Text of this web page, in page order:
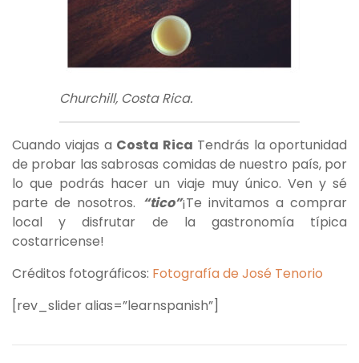
Churchill, Costa Rica.
Cuando viajas a Costa Rica Tendrás la oportunidad
de probar las sabrosas comidas de nuestro país, por
lo que podrás hacer un viaje muy único. Ven y sé
parte de nosotros. “tico”¡Te invitamos a comprar
local y disfrutar de la gastronomía típica
costarricense!
Créditos fotográficos: Fotografía de José Tenorio
[rev_slider alias=”learnspanish”]